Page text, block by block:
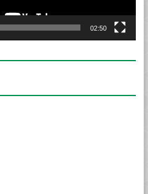
02:50